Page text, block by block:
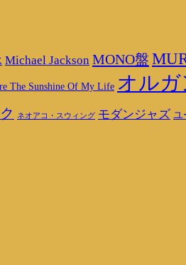
Michael Jackson MONO盤
The Sunshine Of My Life オル
ネオアコ・スウィング モダンジャズ ユ